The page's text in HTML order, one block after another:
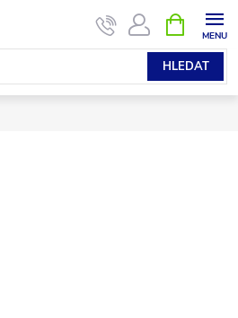
HLEDAT
NÁKUPNÍ
KOŠÍK